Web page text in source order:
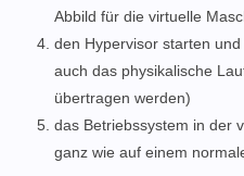
Abbild für die virtuelle
den Hypervisor starten
auch das physikalische
übertragen werden)
das Betriebssystem in der
ganz wie auf einem